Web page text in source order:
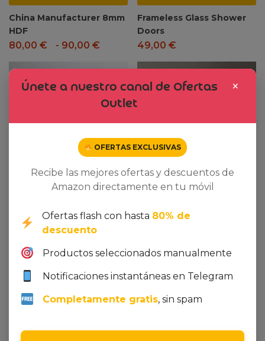
China Manufacturer 8mm
HDF
80,00 € - 90,00 €
Frameless Glass Shower
Doors
49,00 €
Seleccionar opciones
The Vintage Advantage
10,00 € - 25,00€
Añadir al carrito
Elegant Style Satin with
Digital Printing
×
Únete a nuestro canal de Ofertas
Outlet
OFERTAS EXCLUSIVAS
Recibe las mejores ofertas y descuentos de
Amazon directamente en tu móvil
Ofertas flash con hasta 80% de
descuento
Productos seleccionados manualmente
Notificaciones instantáneas en Telegram
Completamente gratis, sin spam